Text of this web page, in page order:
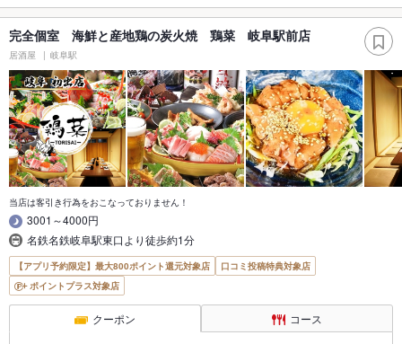
完全個室 海鮮と産地鶏の炭火焼 鶏菜 岐阜駅前店
居酒屋 岐阜駅
当店は客引き行為をおこなっておりません！
3001～4000円
名鉄名鉄岐阜駅東口より徒歩約1分
【アプリ予約限定】最大800ポイント還元対象店
口コミ投稿特典対象店
ポイントプラス対象店
クーポン コース